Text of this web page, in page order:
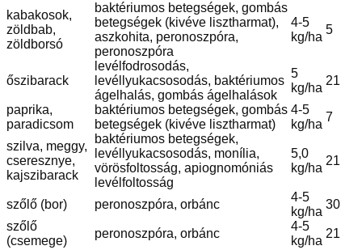
kabakosok,
zöldbab,
zöldborsó
baktériumos betegségek, gombás
betegségek (kivéve lisztharmat),
aszkohita, peronoszpóra,
peronoszpóra
4-5
kg/ha
5
őszibarack
levélfodrosodás,
levéllyukacsosodás, baktériumos
ágelhalás, gombás ágelhalások
5
kg/ha
21
paprika,
paradicsom
baktériumos betegségek, gombás
betegségek (kivéve lisztharmat)
4-5
kg/ha
7
szilva, meggy,
cseresznye,
kajszibarack
baktériumos betegségek,
levéllyukacsosodás, monília,
vörösfoltosság, apiognomóniás
levélfoltosság
5,0
kg/ha
21
szőlő (bor) peronoszpóra, orbánc
4-5
kg/ha
30
szőlő
(csemege)
peronoszpóra, orbánc
4-5
kg/ha
21